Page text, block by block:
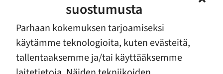
suostumusta
Parhaan kokemuksen tarjoamiseksi
käytämme teknologioita, kuten evästeitä,
tallentaaksemme ja/tai käyttääksemme
vuonna apua sai 502 lasta ja aikuista.
Miina Sillanpään perustamat
ensikodit voivat hyvin